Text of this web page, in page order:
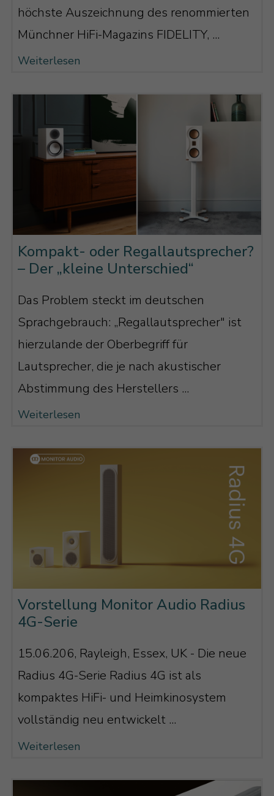
höchste Auszeichnung des renommierten
Münchner HiFi-Magazins FIDELITY, ...
Weiterlesen
Kompakt- oder Regallautsprecher?
– Der „kleine Unterschied“
Das Problem steckt im deutschen
Sprachgebrauch: „Regallautsprecher" ist
hierzulande der Oberbegriff für
Lautsprecher, die je nach akustischer
Abstimmung des Herstellers ...
Weiterlesen
Vorstellung Monitor Audio Radius
4G-Serie
15.06.206, Rayleigh, Essex, UK - Die neue
Radius 4G-Serie Radius 4G ist als
kompaktes HiFi- und Heimkinosystem
vollständig neu entwickelt ...
Weiterlesen